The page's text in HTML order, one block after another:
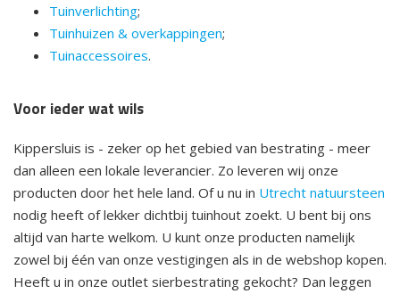
Tuinverlichting;
Tuinhuizen & overkappingen;
Tuinaccessoires.
Voor ieder wat wils
Kippersluis is - zeker op het gebied van bestrating - meer
dan alleen een lokale leverancier. Zo leveren wij onze
producten door het hele land. Of u nu in Utrecht natuursteen
nodig heeft of lekker dichtbij tuinhout zoekt. U bent bij ons
altijd van harte welkom. U kunt onze producten namelijk
zowel bij één van onze vestigingen als in de webshop kopen.
Heeft u in onze outlet sierbestrating gekocht? Dan leggen